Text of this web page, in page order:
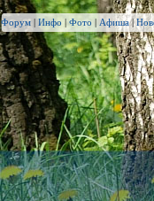
Форум | Инфо | Фото | Афиша|